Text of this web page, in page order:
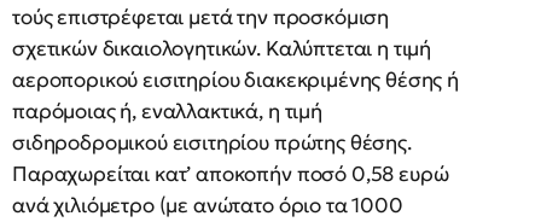
τούς επιστρέφεται μετά την προσκόμιση
σχετικών δικαιολογητικών. Καλύπτεται η τιμή
αεροπορικού εισιτηρίου διακεκριμένης θέσης ή
παρόμοιας ή, εναλλακτικά, η τιμή
σιδηροδρομικού εισιτηρίου πρώτης θέσης.
Παραχωρείται κατ’ αποκοπήν ποσό 0,58 ευρώ
ανά χιλιόμετρο (με ανώτατο όριο τα 1000